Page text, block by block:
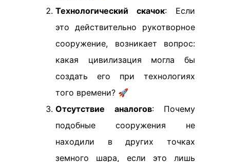
Технологический скачок: Если
это действительно рукотворное
сооружение, возникает вопрос:
какая цивилизация могла бы
создать его при технологиях
того времени? 🚀
Отсутствие аналогов: Почему
подобные сооружения не
находили в других точках
земного шара, если это лишь